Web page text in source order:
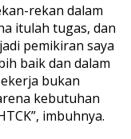
rekan dalam
itulah tugas, dan
pemikiran saya
baik dan dalam
bukan
kebutuhan
imbuhnya.